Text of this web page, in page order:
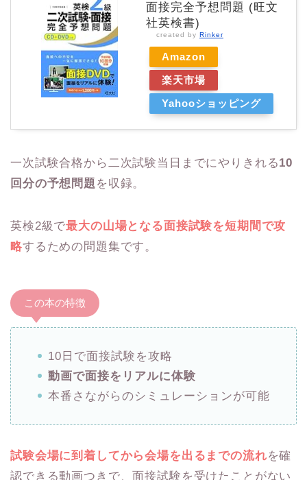
面接完全予想問題 (旺文
社英検書)
created by Rinker
Amazon
楽天市場
Yahooショッピング
一次試験合格から二次試験当日までにやりきれる10
回分の予想問題 を収録。
英検2級で最大の山場となる面接試験を短期間で攻
略するための問題集です。
この本の特徴
10日で面接試験を攻略
動画で面接をリアルに体験
本番さながらのシミュレーションが可能
試験会場に到着してから会場を出るまでの流れを確
認できる動画つきで、面接試験を受けたことがない